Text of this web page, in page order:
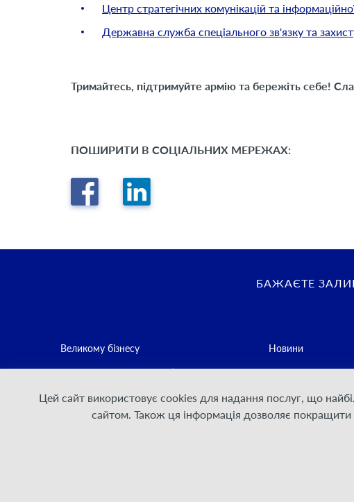
Центр стратегічних комунікацій та
Державна служба спеціального зв'язку та
Тримайтесь, підтримуйте армію та бережіть себе!
ПОШИРИТИ В СОЦІАЛЬНИХ МЕРЕЖАХ:
БАЖАЄТЕ
Великому бізнесу
Постачальникам послуг зв'язку
Для Дому
Новини
Політика
Умови надання
Цей сайт використовує cookies для надання послуг, що
сайтом. Також ця інформація дозволяє